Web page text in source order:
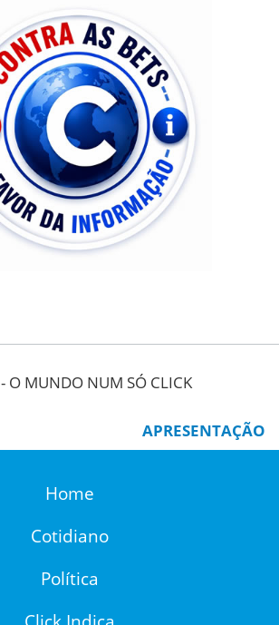
- O MUNDO NUM SÓ CLICK
APRESENTAÇÃO
Home
Cotidiano
Política